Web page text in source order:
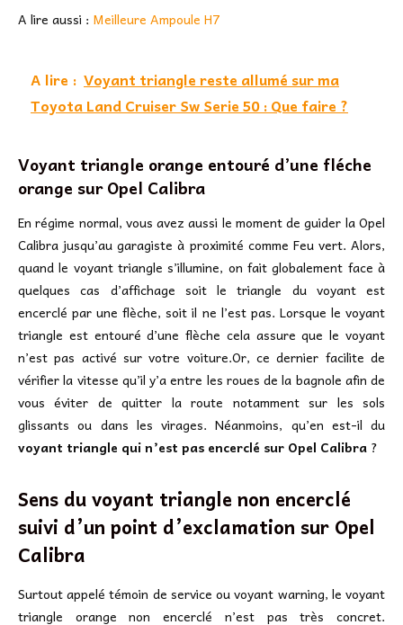
A lire aussi : Meilleure Ampoule H7
A lire : Voyant triangle reste allumé sur ma
Toyota Land Cruiser Sw Serie 50 : Que faire ?
Voyant triangle orange entouré d’une fléche
orange sur Opel Calibra
En régime normal, vous avez aussi le moment de guider la Opel
Calibra jusqu’au garagiste à proximité comme Feu vert. Alors,
quand le voyant triangle s’illumine, on fait globalement face à
quelques cas d’affichage soit le triangle du voyant est
encerclé par une flèche, soit il ne l’est pas. Lorsque le voyant
triangle est entouré d’une flèche cela assure que le voyant
n’est pas activé sur votre voiture.Or, ce dernier facilite de
vérifier la vitesse qu’il y’a entre les roues de la bagnole afin de
vous éviter de quitter la route notamment sur les sols
glissants ou dans les virages. Néanmoins, qu’en est-il du
voyant triangle qui n’est pas encerclé sur Opel Calibra ?
Sens du voyant triangle non encerclé
suivi d’un point d’exclamation sur Opel
Calibra
Surtout appelé témoin de service ou voyant warning, le voyant
triangle orange non encerclé n’est pas très concret.